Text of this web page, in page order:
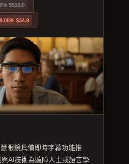
$510.0
$34.9
眼鏡具備即時字幕功能推
AI技術為聽障人士或語言學